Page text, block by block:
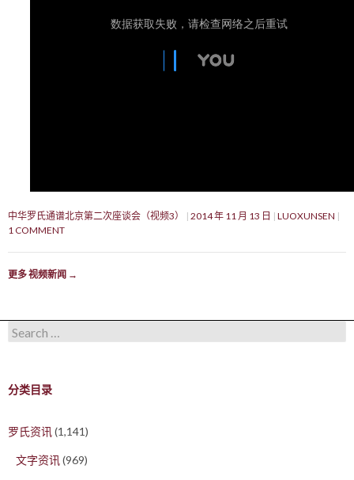
中华罗氏通谱北京第二次座谈会（视频3） 2014 年 11 月 13 日
LUOXUNSEN
1 COMMENT
更多 视频新闻 →
Search for:
分类目录
罗氏资讯(1,141)
文字资讯(969)